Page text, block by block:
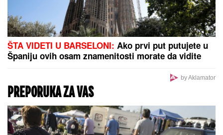
ŠTA VIDETI U BARSELONI: Ako prvi put putujete u
Španiju ovih osam znamenitosti morate da vidite
by Aklamator
PREPORUKA ZA VAS